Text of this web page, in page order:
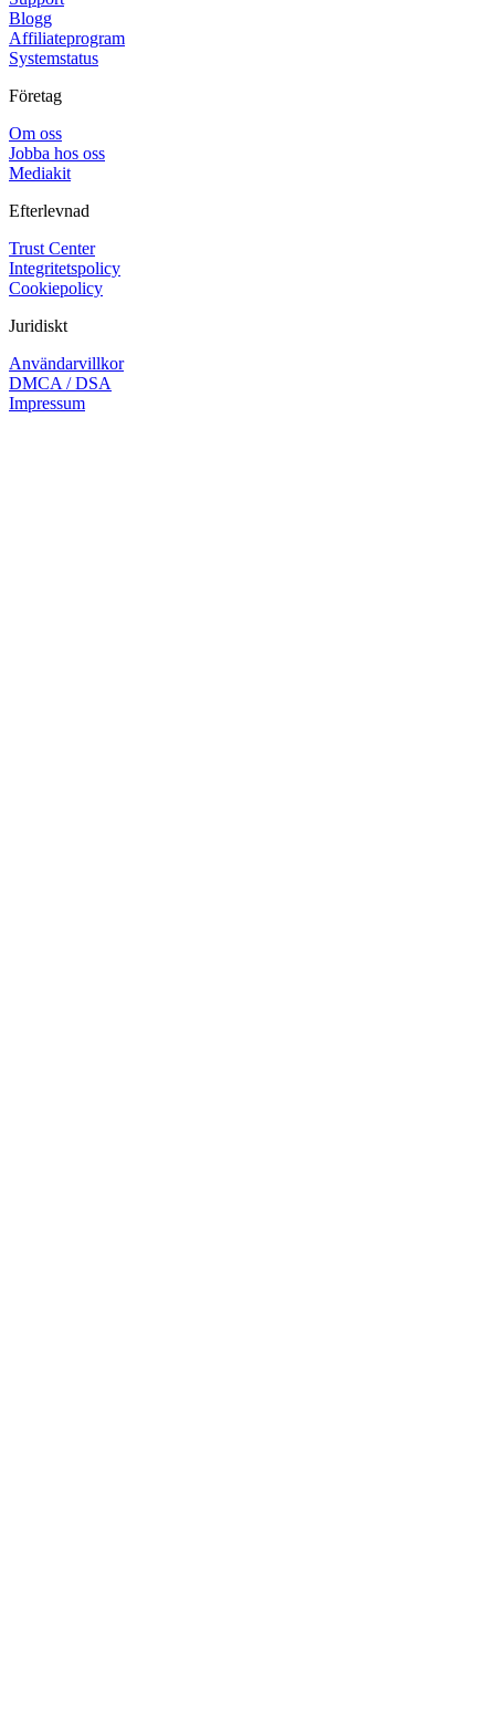
Blogg
Affiliateprogram
Systemstatus
Företag
Om oss
Jobba hos oss
Mediakit
Efterlevnad
Trust Center
Integritetspolicy
Cookiepolicy
Juridiskt
Användarvillkor
DMCA / DSA
Impressum